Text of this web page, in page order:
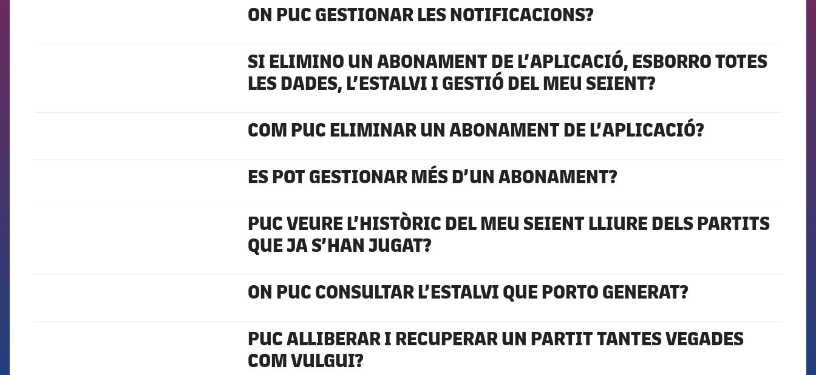
ON PUC GESTIONAR LES NOTIFICACIONS?
SI ELIMINO UN ABONAMENT DE L’APLICACIÓ, ESBORRO TOTES
LES DADES, L’ESTALVI I GESTIÓ DEL MEU SEIENT?
COM PUC ELIMINAR UN ABONAMENT DE L’APLICACIÓ?
ES POT GESTIONAR MÉS D’UN ABONAMENT?
PUC VEURE L’HISTÒRIC DEL MEU SEIENT LLIURE DELS PARTITS
QUE JA S’HAN JUGAT?
ON PUC CONSULTAR L’ESTALVI QUE PORTO GENERAT?
PUC ALLIBERAR I RECUPERAR UN PARTIT TANTES VEGADES
COM VULGUI?